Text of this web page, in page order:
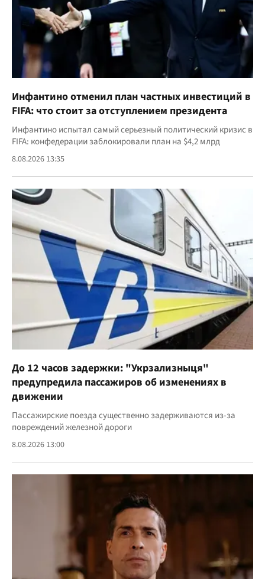
Инфантино отменил план частных инвестиций в
FIFA: что стоит за отступлением президента
Инфантино испытал самый серьезный политический кризис в
FIFA: конфедерации заблокировали план на $4,2 млрд
8.08.2026 13:35
До 12 часов задержки: "Укрзализныця"
предупредила пассажиров об изменениях в
движении
Пассажирские поезда существенно задерживаются из-за
повреждений железной дороги
8.08.2026 13:00